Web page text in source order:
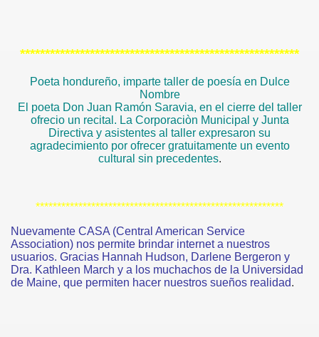
********************************************************
Poeta hondureño, imparte taller de poesía en Dulce
Nombre
El poeta Don Juan Ramón Saravia, en el cierre del taller
ofrecio un recital. La Corporaciòn Municipal y Junta
Directiva y asistentes al taller expresaron su
agradecimiento por ofrecer gratuitamente un evento
cultural sin precedentes.
**********************************************************
Nuevamente CASA (Central American Service
Association) nos permite brindar internet a nuestros
usuarios. Gracias Hannah Hudson, Darlene Bergeron y
Dra. Kathleen March y a los muchachos de la Universidad
de Maine, que permiten hacer nuestros sueños realidad.